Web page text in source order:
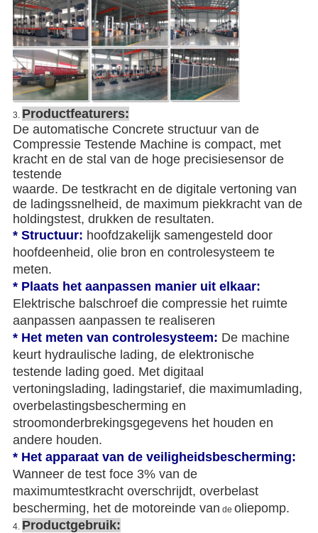
3. Productfeaturers:
De automatische Concrete structuur van de
Compressie Testende Machine is compact, met
kracht en de stal van de hoge precisiesensor de
testende
waarde. De testkracht en de digitale vertoning van
de ladingssnelheid, de maximum piekkracht van de
holdingstest, drukken de resultaten.
* Structuur: hoofdzakelijk samengesteld door
hoofdeenheid, olie bron en controlesysteem te
meten.
*Plaats het aanpassen manier uit elkaar:
Elektrische balschroef die compressie het ruimte
aanpassen aanpassen te realiseren
* Het meten van controlesysteem: De machine
keurt hydraulische lading, de elektronische
testende lading goed. Met digitaal
vertoningslading, ladingstarief, die maximumlading,
overbelastingsbescherming en
stroomonderbrekingsgegevens het houden en
andere houden.
* Het apparaat van de veiligheidsbescherming:
Wanneer de test foce 3% van de
maximumtestkracht overschrijdt, overbelast
bescherming, het de motoreinde van de oliepomp.
4. Productgebruik: